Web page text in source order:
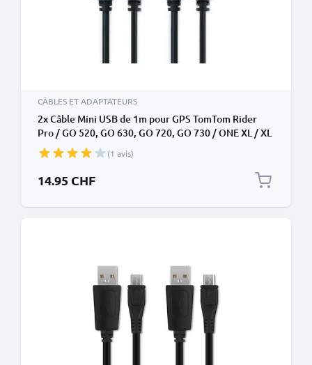
CÂBLES ET ADAPTATEURS
2x Câble Mini USB de 1m pour GPS TomTom Rider
Pro / GO 520, GO 630, GO 720, GO 730 / ONE XL / XL
2 / Trucker 5000 transfert de données et charge 1A
noir en PVC
(1 avis)
14.95 CHF